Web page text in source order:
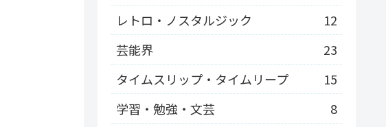
レトロ・ノスタルジック
12
芸能界
23
タイムスリップ・タイムリープ
15
学習・勉強・文芸
8